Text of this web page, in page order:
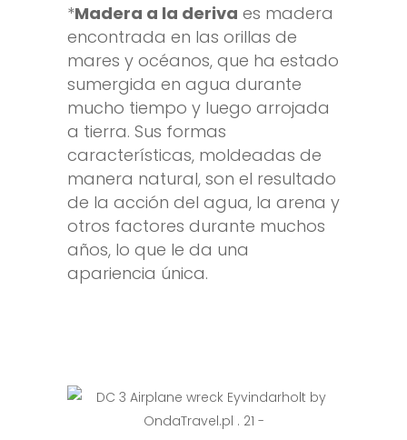
*Madera a la deriva es madera
encontrada en las orillas de
mares y océanos, que ha estado
sumergida en agua durante
mucho tiempo y luego arrojada
a tierra. Sus formas
características, moldeadas de
manera natural, son el resultado
de la acción del agua, la arena y
otros factores durante muchos
años, lo que le da una
apariencia única.